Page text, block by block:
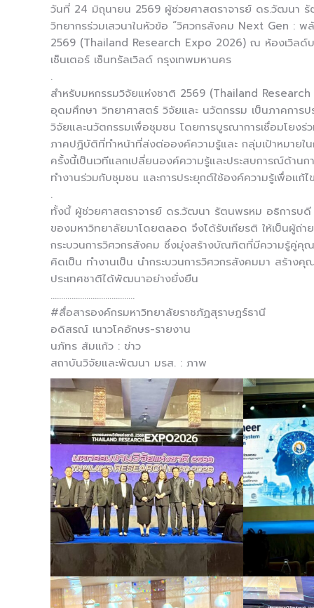
วันที่ 24 มิถุนายน 2569 ผู้ช่วยศาสตราจารย์ ดร.วัฒนา รั
วิทยากรร่วมเสวนาในหัวข้อ “วิศวกรสังคม Next Gen :
2569 (Thailand Research Expo 2026) ณ ห้องเวิลด์
เซ็นเตอร์ เซ็นทรัลเวิลด์ กรุงเทพมหานคร
.
สำหรับมหกรรมวิจัยแห่งชาติ 2569 (Thailand
อุดมศึกษา วิทยาศาสตร์ วิจัยและ นวัตกรรม เป็นภาคการ
วิจัยและนวัตกรรมเพื่อชุมชน โดยการบูรณาการเชื่อมโย
ภาคปฏิบัติที่ทำหน้าที่ส่งต่อองค์ความรู้และ กลุ่มเป้าหมายใน
ครั้งนี้เป็นเวทีแลกเปลี่ยนองค์ความรู้และประสบการณ์ด้าน
ทำงานร่วมกับชุมชน และการประยุกต์ใช้องค์ความรู้เพื่อแ
.
ทั้งนี้ ผู้ช่วยศาสตราจารย์ ดร.วัฒนา รัตนพรหม อธิการบดี
ของมหาวิทยาลัยมาโดยตลอด จึงได้รับเกียรติ ให้เป็นผู้ถ่
กระบวนการวิศวกรสังคม ซึ่งมุ่งสร้างบัณฑิตที่มีความรู้คู่
คิดเป็น ทำงานเป็น นำกระบวนการวิศวกรสังคมมา สร้าง
ประเทศชาติได้พัฒนาอย่างยั่งยืน
………………………………….
#สื่อสารองค์กรมหาวิทยาลัยราชภัฏสุราษฎร์ธานี
อดิสรณ์ เนาวโคอักษร-รายงาน
นภัทร ส้มแก้ว : ข่าว
สถาบันวิจัยและพัฒนา มรส. : ภาพ